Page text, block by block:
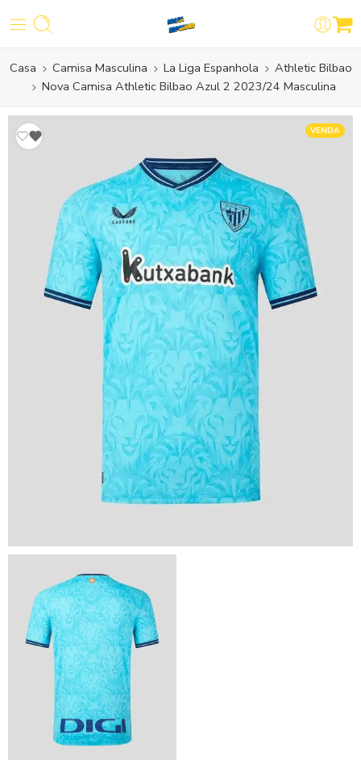
Casa Camisa Masculina La Liga Espanhola
Athletic Bilbao
Nova Camisa Athletic Bilbao Azul 2 2023/24 Masculina
VENDA